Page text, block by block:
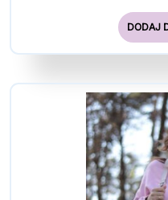
DODAJ